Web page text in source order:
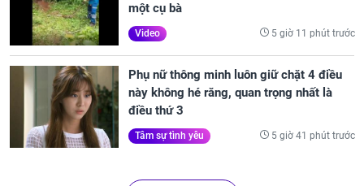
một cụ bà
Video 5 giờ 11 phút trước
Phụ nữ thông minh luôn giữ chặt 4 điều
này không hé răng, quan trọng nhất là
điều thứ 3
Tâm sự tình yêu 5 giờ 41 phút trước